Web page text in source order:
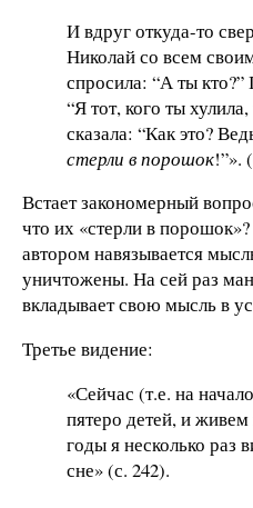
И вдруг откуда-то
Николай со всем
спросила: “А ты кто?”
“Я тот, кого ты
сказала: “Как это?
стерли в порошок!”».
Встает закономерный
что их «стерли в
автором навязывается
уничтожены. На сей раз
вкладывает свою мысль в
Третье видение:
«Сейчас (т.е. на
пятеро детей, и
годы я несколько раз
сне» (с. 242).